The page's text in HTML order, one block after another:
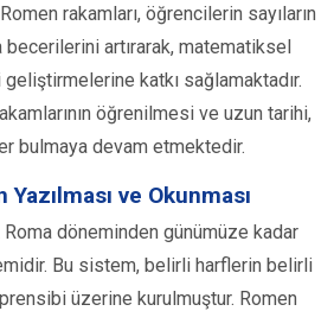
rakamları, öğrencilerin sayıların
becerilerini artırarak, matematiksel
katkı sağlamaktadır.
öğrenilmesi ve uzun tarihi,
bulmaya devam etmektedir.
Yazılması ve Okunması
Roma döneminden günümüze kadar
Bu sistem, belirli harflerin belirli
üzerine kurulmuştur. Romen